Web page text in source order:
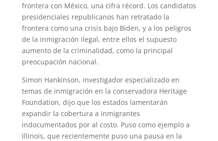
frontera con México, una cifra récord. Los candidatos
presidenciales republicanos han retratado la
frontera como una crisis bajo Biden, y a los peligros
de la inmigración ilegal, entre ellos el supuesto
aumento de la criminalidad, como la principal
preocupación nacional.
Simon Hankinson, investigador especializado en
temas de inmigración en la conservadora Heritage
Foundation, dijo que los estados lamentarán
expandir la cobertura a inmigrantes
indocumentados por al costo. Puso como ejemplo a
Illinois, que recientemente puso una pausa en la